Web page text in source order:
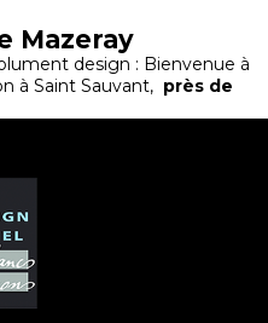
Mazeray
design : Bienvenue à
à Saint Sauvant, près de